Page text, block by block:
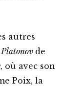
autres
Platonov de
, où avec son
Poix, la